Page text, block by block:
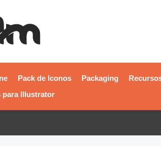
Pack de Iconos Packaging
para Illustrator